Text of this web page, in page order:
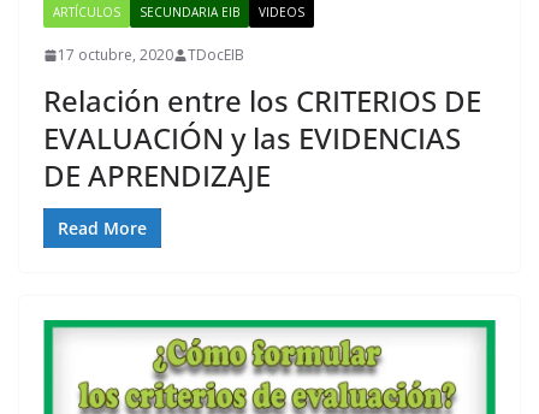
ARTÍCULOS SECUNDARIA EIB VIDEOS
17 octubre, 2020 TDocEIB
Relación entre los CRITERIOS DE
EVALUACIÓN y las EVIDENCIAS
DE APRENDIZAJE
Read More